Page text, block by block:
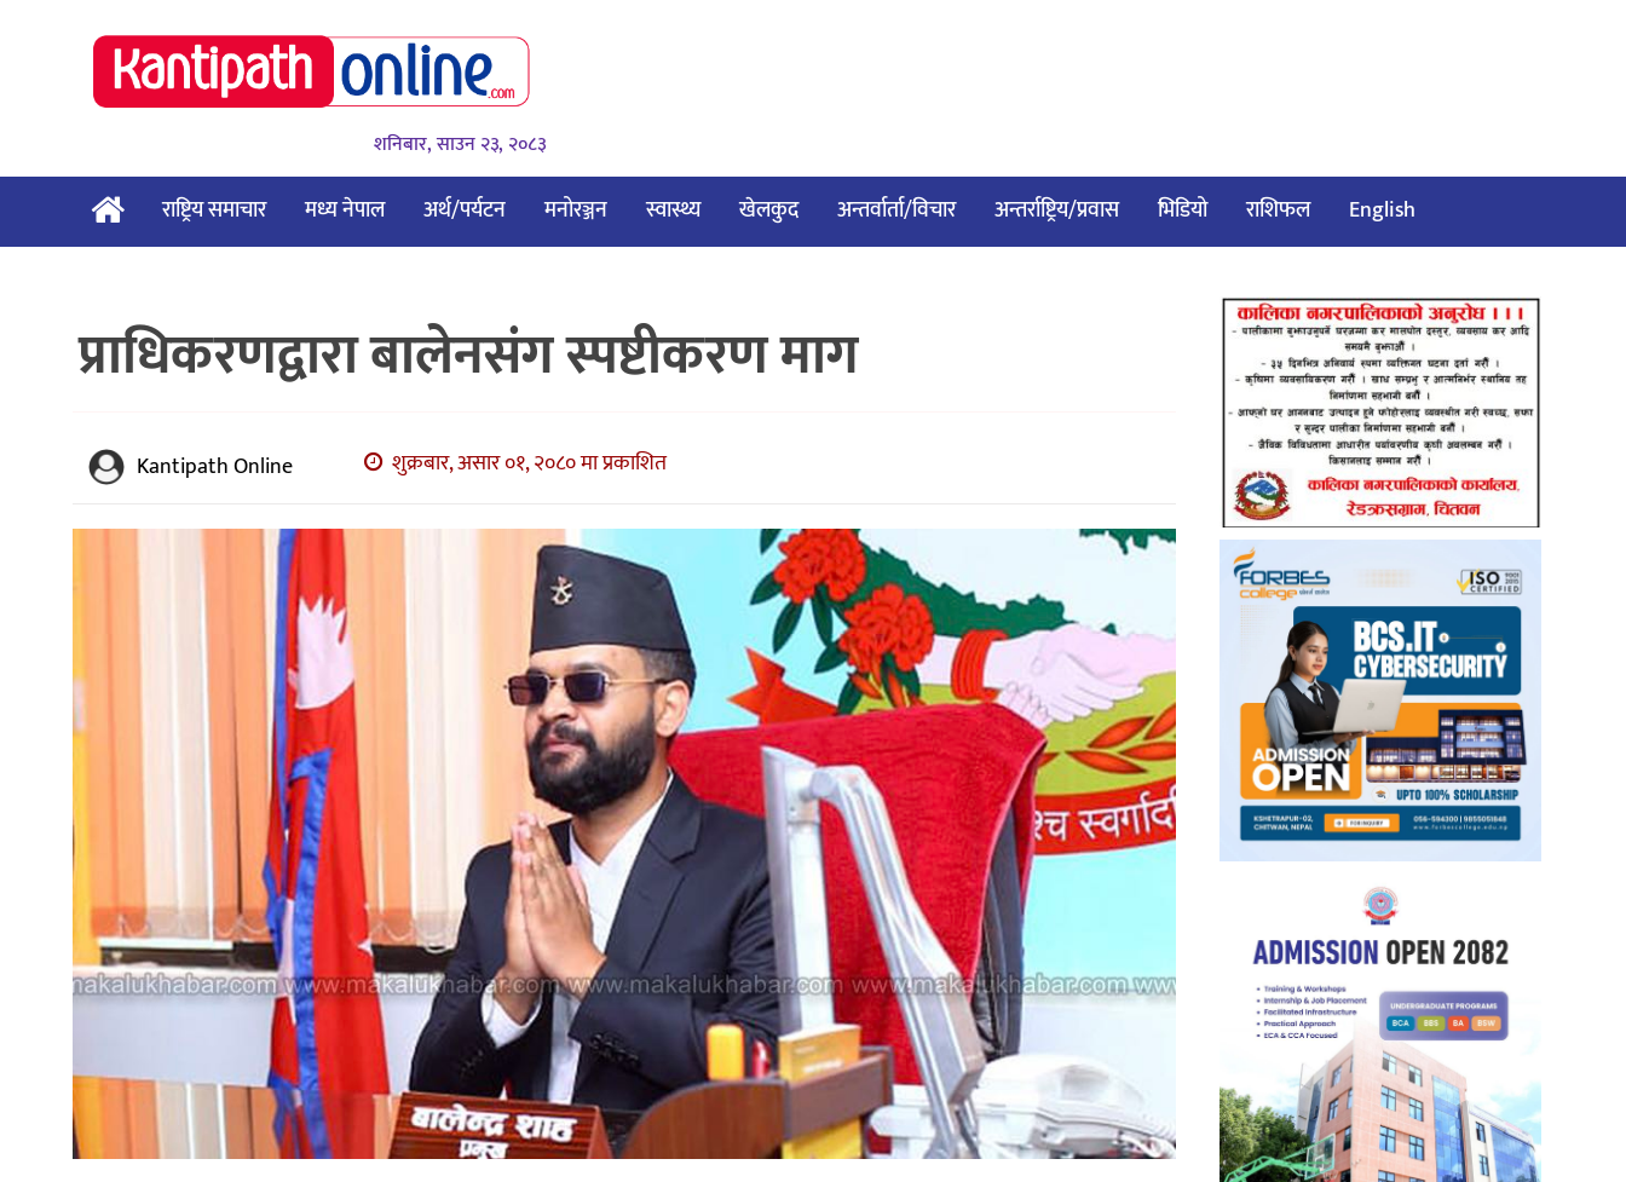
शनिबार, साउन २३, २०८३
राष्ट्रिय समाचार मध्य नेपाल अर्थ/पर्यटन मनोरञ्जन स्वास्थ्य खेलकुद अन्तर्वार्ता/विचार अन्तर्राष्ट्रिय/प्रवास भिडियो राशिफल English
प्राधिकरणद्वारा बालेनसंग स्पष्टीकरण माग
Kantipath Online शुक्रबार, असार ०१, २०८० मा प्रकाशित